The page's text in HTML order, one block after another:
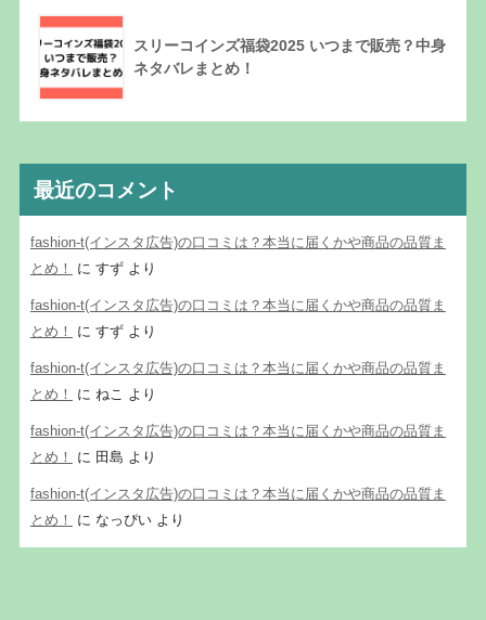
スリーコインズ福袋2025 いつまで販売？中身
ネタバレまとめ！
最近のコメント
fashion-t(インスタ広告)の口コミは？本当に届くかや商品の品質ま
とめ！
に すずより
fashion-t(インスタ広告)の口コミは？本当に届くかや商品の品質ま
とめ！
に すずより
fashion-t(インスタ広告)の口コミは？本当に届くかや商品の品質ま
とめ！
に ねこ より
fashion-t(インスタ広告)の口コミは？本当に届くかや商品の品質ま
とめ！
に 田島 より
fashion-t(インスタ広告)の口コミは？本当に届くかや商品の品質ま
とめ！
に なっぴいより